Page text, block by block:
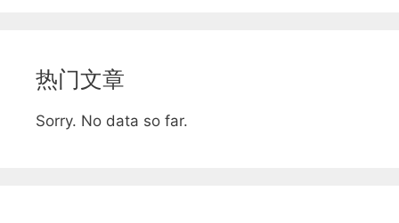
热门文章
Sorry. No data so far.